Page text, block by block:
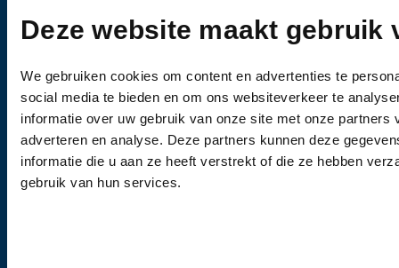
Deze website maakt gebruik
We gebruiken cookies om content en advertenties te
social media te bieden en om ons websiteverkeer te
informatie over uw gebruik van onze site met onze partners
adverteren en analyse. Deze partners kunnen deze
informatie die u aan ze heeft verstrekt of die ze hebben
gebruik van hun services.
Maandag t/m vrijdag: 08:00 - 19:30
Pagina's
Dieren
Medicijnen